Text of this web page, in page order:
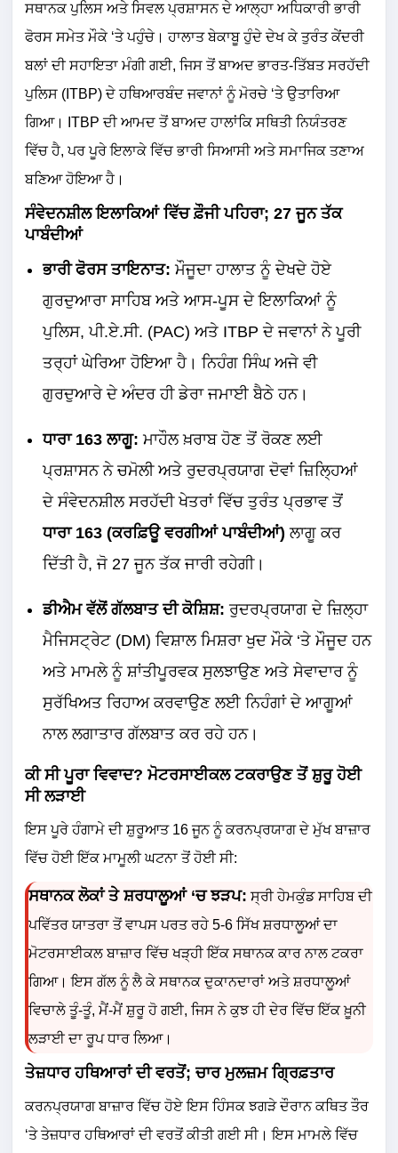
ਸਥਾਨਕ ਪੁਲਿਸ ਅਤੇ ਸਿਵਲ ਪ੍ਰਸ਼ਾਸਨ ਦੇ ਆਲ੍ਹਾ ਅਧਿਕਾਰੀ ਭਾਰੀ
ਫੋਰਸ ਸਮੇਤ ਮੌਕੇ ‘ਤੇ ਪਹੁੰਚੇ। ਹਾਲਾਤ ਬੇਕਾਬੂ ਹੁੰਦੇ ਦੇਖ ਕੇ ਤੁਰੰਤ ਕੇਂਦਰੀ
ਬਲਾਂ ਦੀ ਸਹਾਇਤਾ ਮੰਗੀ ਗਈ, ਜਿਸ ਤੋਂ ਬਾਅਦ ਭਾਰਤ-ਤਿੱਬਤ ਸਰਹੱਦੀ
ਪੁਲਿਸ (ITBP) ਦੇ ਹਥਿਆਰਬੰਦ ਜਵਾਨਾਂ ਨੂੰ ਮੋਰਚੇ ‘ਤੇ ਉਤਾਰਿਆ
ਗਿਆ। ITBP ਦੀ ਆਮਦ ਤੋਂ ਬਾਅਦ ਹਾਲਾਂਕਿ ਸਥਿਤੀ ਨਿਯੰਤਰਣ
ਵਿੱਚ ਹੈ, ਪਰ ਪੂਰੇ ਇਲਾਕੇ ਵਿੱਚ ਭਾਰੀ ਸਿਆਸੀ ਅਤੇ ਸਮਾਜਿਕ ਤਣਾਅ
ਬਣਿਆ ਹੋਇਆ ਹੈ।
ਸੰਵੇਦਨਸ਼ੀਲ ਇਲਾਕਿਆਂ ਵਿੱਚ ਫ਼ੌਜੀ ਪਹਿਰਾ; 27 ਜੂਨ ਤੱਕ
ਪਾਬੰਦੀਆਂ
ਭਾਰੀ ਫੋਰਸ ਤਾਇਨਾਤ: ਮੌਜੂਦਾ ਹਾਲਾਤ ਨੂੰ ਦੇਖਦੇ ਹੋਏ
ਗੁਰਦੁਆਰਾ ਸਾਹਿਬ ਅਤੇ ਆਸ-ਪੂਸ ਦੇ ਇਲਾਕਿਆਂ ਨੂੰ
ਪੁਲਿਸ, ਪੀ.ਏ.ਸੀ. (PAC) ਅਤੇ ITBP ਦੇ ਜਵਾਨਾਂ ਨੇ ਪੂਰੀ
ਤਰ੍ਹਾਂ ਘੇਰਿਆ ਹੋਇਆ ਹੈ। ਨਿਹੰਗ ਸਿੰਘ ਅਜੇ ਵੀ
ਗੁਰਦੁਆਰੇ ਦੇ ਅੰਦਰ ਹੀ ਡੇਰਾ ਜਮਾਈ ਬੈਠੇ ਹਨ।
ਧਾਰਾ 163 ਲਾਗੂ: ਮਾਹੌਲ ਖ਼ਰਾਬ ਹੋਣ ਤੋਂ ਰੋਕਣ ਲਈ
ਪ੍ਰਸ਼ਾਸਨ ਨੇ ਚਮੋਲੀ ਅਤੇ ਰੁਦਰਪ੍ਰਯਾਗ ਦੋਵਾਂ ਜ਼ਿਲ੍ਹਿਆਂ
ਦੇ ਸੰਵੇਦਨਸ਼ੀਲ ਸਰਹੱਦੀ ਖੇਤਰਾਂ ਵਿੱਚ ਤੁਰੰਤ ਪ੍ਰਭਾਵ ਤੋਂ
ਧਾਰਾ 163 (ਕਰਫ਼ਿਊ ਵਰਗੀਆਂ ਪਾਬੰਦੀਆਂ) ਲਾਗੂ ਕਰ
ਦਿੱਤੀ ਹੈ, ਜੋ 27 ਜੂਨ ਤੱਕ ਜਾਰੀ ਰਹੇਗੀ।
ਡੀਐਮ ਵੱਲੋਂ ਗੱਲਬਾਤ ਦੀ ਕੋਸ਼ਿਸ਼: ਰੁਦਰਪ੍ਰਯਾਗ ਦੇ ਜ਼ਿਲ੍ਹਾ
ਮੈਜਿਸਟ੍ਰੇਟ (DM) ਵਿਸ਼ਾਲ ਮਿਸ਼ਰਾ ਖੁਦ ਮੌਕੇ ‘ਤੇ ਮੌਜੂਦ ਹਨ
ਅਤੇ ਮਾਮਲੇ ਨੂੰ ਸ਼ਾਂਤੀਪੂਰਵਕ ਸੁਲਝਾਉਣ ਅਤੇ ਸੇਵਾਦਾਰ ਨੂੰ
ਸੁਰੱਖਿਅਤ ਰਿਹਾਅ ਕਰਵਾਉਣ ਲਈ ਨਿਹੰਗਾਂ ਦੇ ਆਗੂਆਂ
ਨਾਲ ਲਗਾਤਾਰ ਗੱਲਬਾਤ ਕਰ ਰਹੇ ਹਨ।
ਕੀ ਸੀ ਪੂਰਾ ਵਿਵਾਦ? ਮੋਟਰਸਾਈਕਲ ਟਕਰਾਉਣ ਤੋਂ ਸ਼ੁਰੂ ਹੋਈ
ਸੀ ਲੜਾਈ
ਇਸ ਪੂਰੇ ਹੰਗਾਮੇ ਦੀ ਸ਼ੁਰੂਆਤ 16 ਜੂਨ ਨੂੰ ਕਰਨਪ੍ਰਯਾਗ ਦੇ ਮੁੱਖ ਬਾਜ਼ਾਰ
ਵਿੱਚ ਹੋਈ ਇੱਕ ਮਾਮੂਲੀ ਘਟਨਾ ਤੋਂ ਹੋਈ ਸੀ:
ਸਥਾਨਕ ਲੋਕਾਂ ਤੇ ਸ਼ਰਧਾਲੂਆਂ ‘ਚ ਝੜਪ: ਸ੍ਰੀ ਹੇਮਕੁੰਡ ਸਾਹਿਬ ਦੀ
ਪਵਿੱਤਰ ਯਾਤਰਾ ਤੋਂ ਵਾਪਸ ਪਰਤ ਰਹੇ 5-6 ਸਿੱਖ ਸ਼ਰਧਾਲੂਆਂ ਦਾ
ਮੋਟਰਸਾਈਕਲ ਬਾਜ਼ਾਰ ਵਿੱਚ ਖੜ੍ਹੀ ਇੱਕ ਸਥਾਨਕ ਕਾਰ ਨਾਲ ਟਕਰਾ
ਗਿਆ। ਇਸ ਗੱਲ ਨੂੰ ਲੈ ਕੇ ਸਥਾਨਕ ਦੁਕਾਨਦਾਰਾਂ ਅਤੇ ਸ਼ਰਧਾਲੂਆਂ
ਵਿਚਾਲੇ ਤੂੰ-ਤੂੰ, ਮੈਂ-ਮੈਂ ਸ਼ੁਰੂ ਹੋ ਗਈ, ਜਿਸ ਨੇ ਕੁਝ ਹੀ ਦੇਰ ਵਿੱਚ ਇੱਕ ਖ਼ੂਨੀ
ਲੜਾਈ ਦਾ ਰੂਪ ਧਾਰ ਲਿਆ।
ਤੇਜ਼ਧਾਰ ਹਥਿਆਰਾਂ ਦੀ ਵਰਤੋਂ; ਚਾਰ ਮੁਲਜ਼ਮ ਗ੍ਰਿਫ਼ਤਾਰ
ਕਰਨਪ੍ਰਯਾਗ ਬਾਜ਼ਾਰ ਵਿੱਚ ਹੋਏ ਇਸ ਹਿੰਸਕ ਝਗੜੇ ਦੌਰਾਨ ਕਥਿਤ ਤੌਰ
‘ਤੇ ਤੇਜ਼ਧਾਰ ਹਥਿਆਰਾਂ ਦੀ ਵਰਤੋਂ ਕੀਤੀ ਗਈ ਸੀ। ਇਸ ਮਾਮਲੇ ਵਿੱਚ